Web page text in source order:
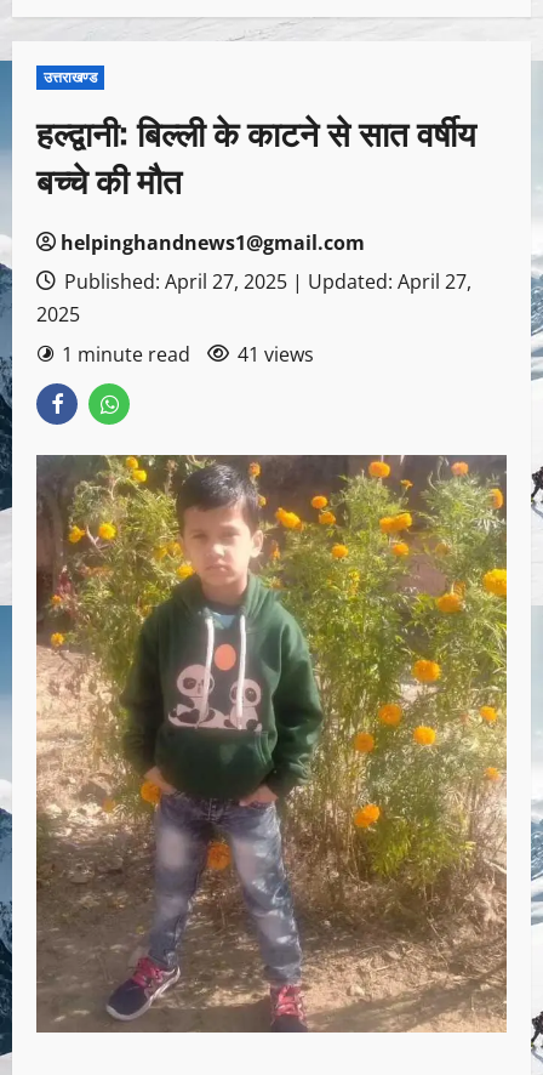
उत्तराखण्ड
हल्द्वानी: बिल्ली के काटने से सात वर्षीय
बच्चे की मौत
helpinghandnews1@gmail.com
Published: April 27, 2025 | Updated: April 27,
2025
1 minute read
41 views